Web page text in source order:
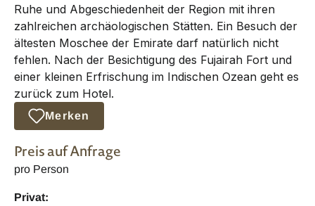
Ruhe und Abgeschiedenheit der Region mit ihren
zahlreichen archäologischen Stätten. Ein Besuch der
ältesten Moschee der Emirate darf natürlich nicht
fehlen. Nach der Besichtigung des Fujairah Fort und
einer kleinen Erfrischung im Indischen Ozean geht es
zurück zum Hotel.
Merken
Preis auf Anfrage
pro Person
Privat: